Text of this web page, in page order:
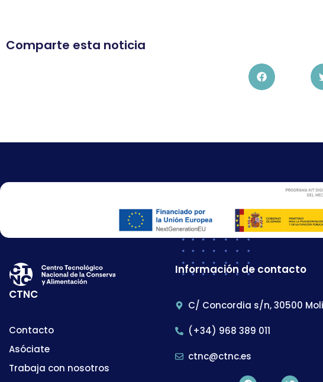
Comparte esta noticia
CTNC
Contacto
Asóciate
Trabaja con nosotros
Información de contacto
C/ Concordia s/n, 30500
(+34) 968 389 011
ctnc@ctnc.es